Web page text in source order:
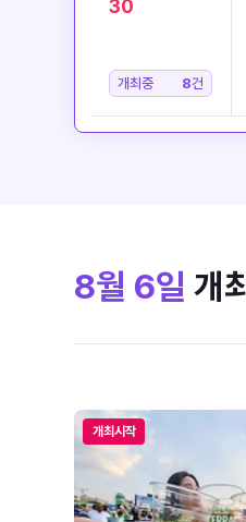
30
개최중 8건
8월 6일 개
개최시작